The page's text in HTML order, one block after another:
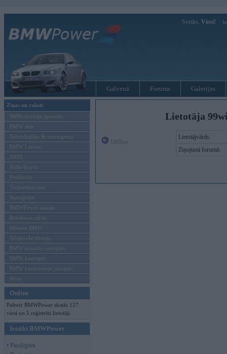
Sveiks, Viesi!
Galvenā Forums Galerijas
Ziņas un raksti
BMW modeļu jaunumi
BMW testi
Tehnoloģijas & sasniegumi
BMW Latvijā
MINI
Rolls-Royce
Pasākumi
Vadāmības tests
Autosports
BMWPower aktuāli
Reklāmas raksti
Mēneša BMW
Sērijveida tūnings
BMW pasaules jaunumi
BMW koncepti
BMW konkurentu jaunumi
Moto
Online
Pašreiz BMWPower skatās 127
viesi un 5 reģistrēti lietotāji.
Ienākt BMWPower
• Pieslēgties
Lietotāja
Lietotājvārds:
Ziņojumi forumā: